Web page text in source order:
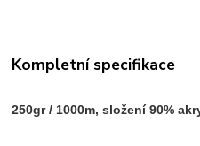
Kompletní specifikace
250gr / 1000m, složení 90%